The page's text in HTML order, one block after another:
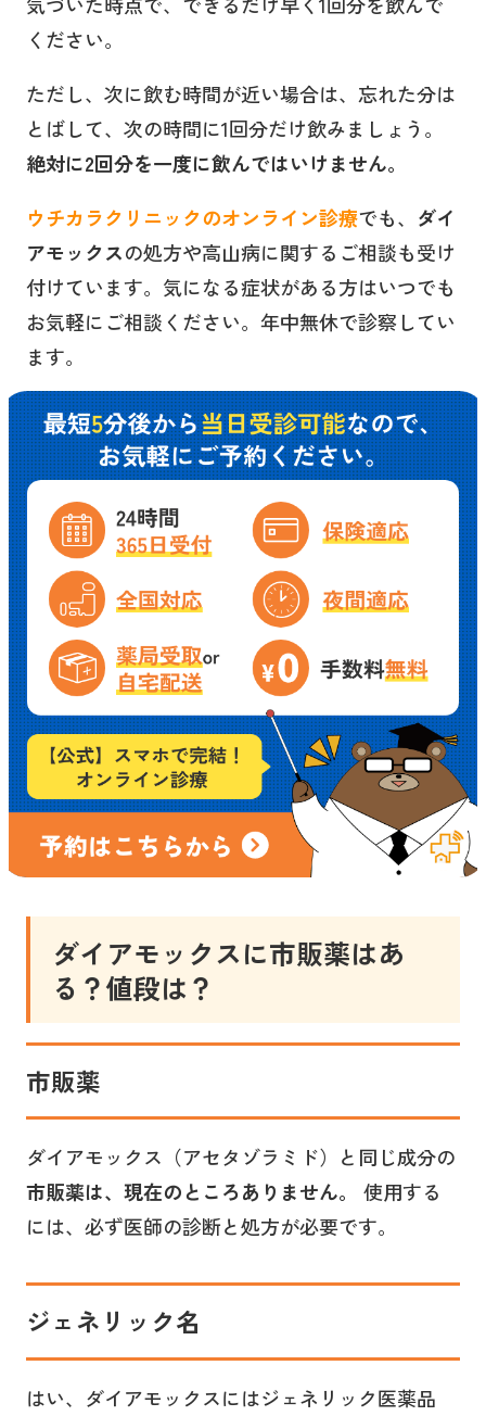
ください。
ただし、次に飲む時間が近い場合は、忘れた分は
とばして、次の時間に1回分だけ飲みましょう。
絶対に2回分を一度に飲んではいけません。
ウチカラクリニックのオンライン診療でも、 ダイ
アモックスの処方や高山病に関するご相談も受け
付けています。気になる症状がある方はいつでも
お気軽にご相談ください。年中無休で診察してい
ます。
ダイアモックスに市販薬はあ
る？値段は？
市販薬
ダイアモックス（アセタゾラミド）と同じ成分の
市販薬は、現在のところありません。
使用する
には、必ず医師の診断と処方が必要です。
ジェネリック名
はい、ダイアモックスにはジェネリック医薬品